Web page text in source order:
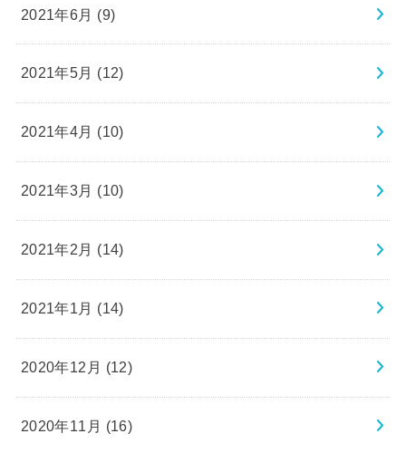
2021年6月 (9)
2021年5月 (12)
2021年4月 (10)
2021年3月 (10)
2021年2月 (14)
2021年1月 (14)
2020年12月 (12)
2020年11月 (16)